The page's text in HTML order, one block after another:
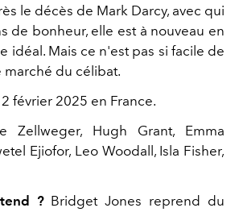
le décès de Mark Darcy, avec qui
de bonheur, elle est à nouveau en
idéal. Mais ce n'est pas si facile de
marché du célibat.
février 2025 en France.
Zellweger, Hugh Grant, Emma
Ejiofor, Leo Woodall, Isla Fisher,
? Bridget Jones reprend du